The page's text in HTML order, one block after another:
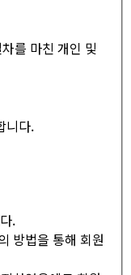
를 마친 개인 및
합니다.
.
방법을 통해 회원